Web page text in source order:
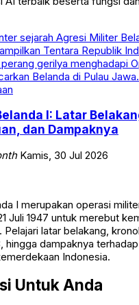
I: Latar
dan Dampaknya
Kamis, 30 Jul 2026
I merupakan operasi
Juli 1947 untuk merebut
Pelajari latar belakang,
hingga dampaknya
Indonesia.
Untuk Anda